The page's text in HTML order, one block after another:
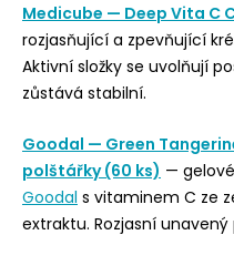
Medicube — Deep Vita C
rozjasňující a zpevňující
Aktivní složky se uvolňují
zůstává stabilní.
Goodal — Green
polštářky (60 ks) —
Goodal s vitaminem C ze
extraktu. Rozjasní unavený